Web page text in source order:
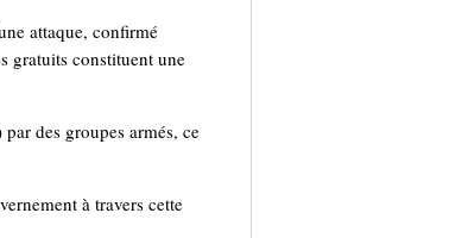
attaque, confirmé
gratuits constituent une
des groupes armés, ce
à travers cette